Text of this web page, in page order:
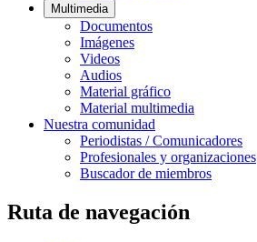
Multimedia
Documentos
Imágenes
Videos
Audios
Material gráfico
Material multimedia
Nuestra comunidad
Periodistas / Comunicadores
Profesionales y organizaciones
Buscador de miembros
Ruta de navegación